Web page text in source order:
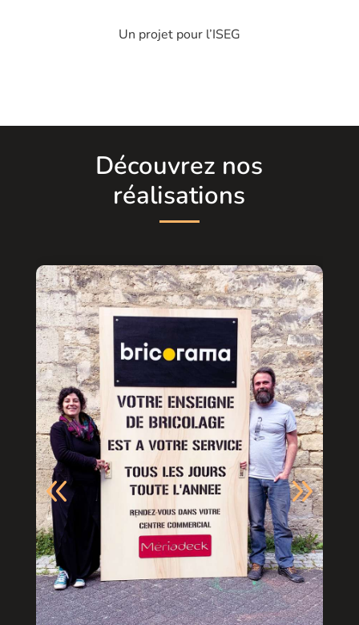
Un projet pour l’ISEG
Découvrez nos
réalisations